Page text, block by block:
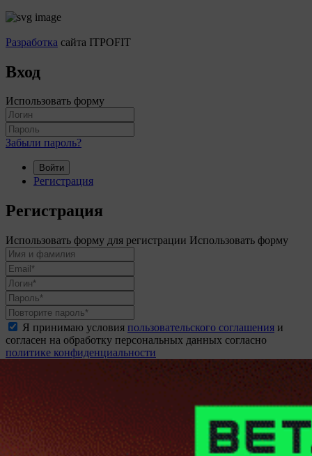
Разработка сайта ITPOFIT
Вход
Использовать форму
Забыли пароль?
Войти
Регистрация
Регистрация
Использовать форму для регистрации Использовать форму
Я принимаю условия пользовательского соглашения и
согласен на обработку персональных данных согласно
политике конфиденциальности
восстановление пароля
Вам будет отправлена ссылка для восстановления доступа